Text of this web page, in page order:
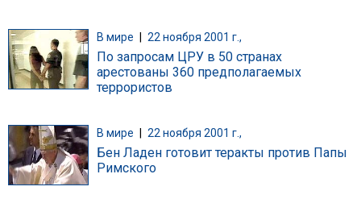
В мире 22 ноября 2001 г.,
По запросам ЦРУ в 50 странах
арестованы 360 предполагаемых
террористов
В мире 22 ноября 2001 г.,
Бен Ладен готовит теракты против Папы
Римского